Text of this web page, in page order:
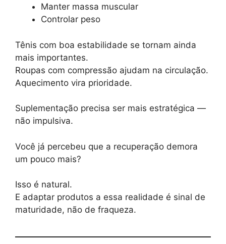
Manter massa muscular
Controlar peso
Tênis com boa estabilidade se tornam ainda
mais importantes.
Roupas com compressão ajudam na circulação.
Aquecimento vira prioridade.
Suplementação precisa ser mais estratégica —
não impulsiva.
Você já percebeu que a recuperação demora
um pouco mais?
Isso é natural.
E adaptar produtos a essa realidade é sinal de
maturidade, não de fraqueza.